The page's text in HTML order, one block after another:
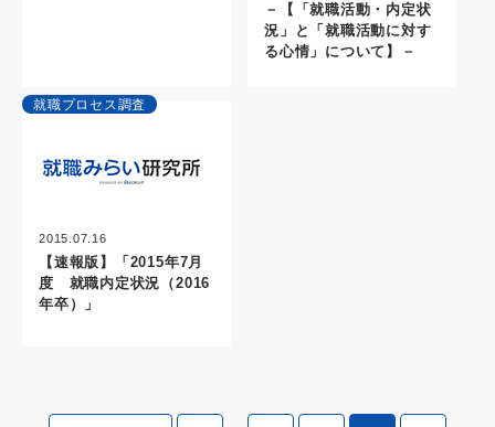
－【「就職活動・内定状
況」と「就職活動に対す
る心情」について】－
就職プロセス調査
2015.07.16
【速報版】「2015年7月
度 就職内定状況（2016
年卒）」